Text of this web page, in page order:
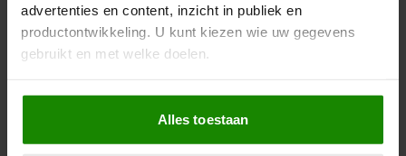
advertenties en content, inzicht in publiek en
productontwikkeling. U kunt kiezen wie uw gegevens
gebruikt en met welke doelen.
Als u het toestaat, willen we ook graag:
Informatie verzamelen over uw geografische
locatie, die tot een paar meter nauwkeurig kan zijn
Alles toestaan